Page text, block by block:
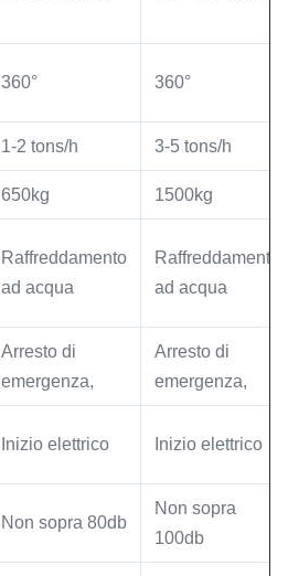
360° 360°
1-2 tons/h 3-5 tons/h
650kg 1500kg
Raffreddamento
ad acqua
Raffreddamento
ad acqua
Arresto di
emergenza,
Arresto di
emergenza,
Inizio elettrico Inizio elettrico
Non sopra 80db
Non sopra
100db